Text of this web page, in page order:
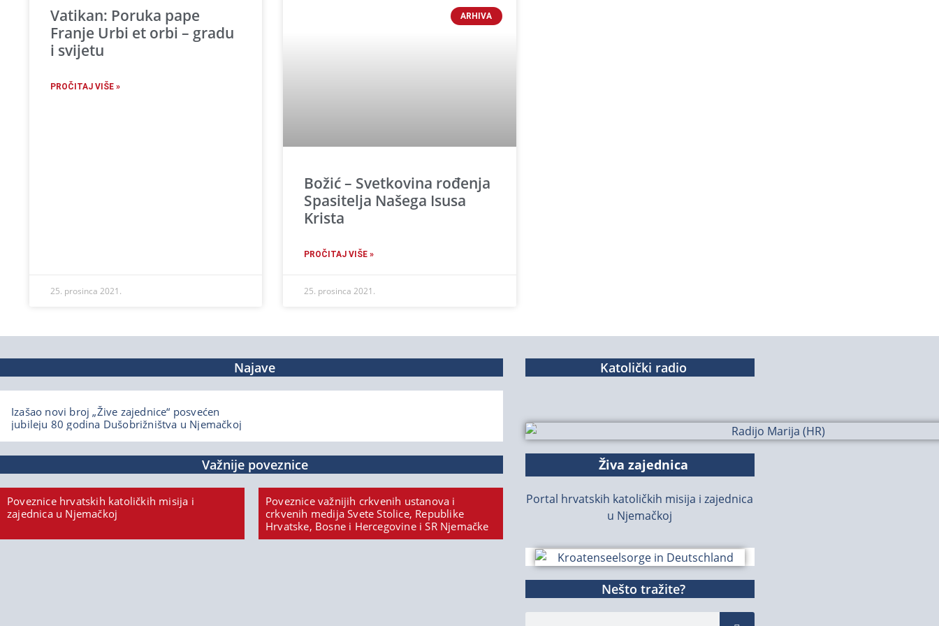
Vatikan: Poruka pape
Franje Urbi et orbi – gradu
i svijetu
PROČITAJ VIŠE »
25. prosinca 2021.
ARHIVA
Božić – Svetkovina rođenja
Spasitelja Našega Isusa
Krista
PROČITAJ VIŠE »
25. prosinca 2021.
Najave
Izašao novi broj „Žive zajednice“ posvećen
jubileju 80 godina Dušobrižništva u Njemačkoj
Važnije poveznice
Poveznice hrvatskih katoličkih misija i
zajednica u Njemačkoj
Poveznice važnijih crkvenih ustanova i
crkvenih medija Svete Stolice, Republike
Hrvatske, Bosne i Hercegovine i SR Njemačke
Katolički radio
Živa zajednica
Portal hrvatskih katoličkih misija i zajednica
u Njemačkoj
Nešto tražite?